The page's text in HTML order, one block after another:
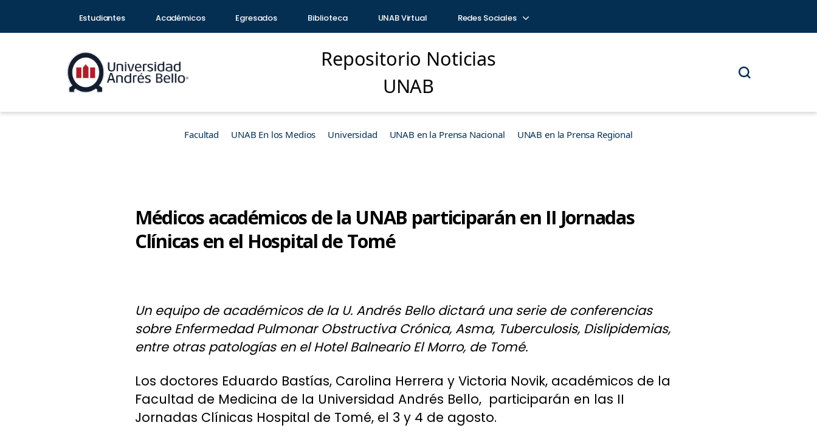
Estudiantes Académicos Egresados Biblioteca UNAB Virtual Redes Sociales
Repositorio Noticias
UNAB
Facultad UNAB En los Medios Universidad UNAB en la Prensa Nacional UNAB en la Prensa Regional
Médicos académicos de la UNAB participarán en II Jornadas
Clínicas en el Hospital de Tomé
Un equipo de académicos de la U. Andrés Bello dictará una serie de conferencias
sobre Enfermedad Pulmonar Obstructiva Crónica, Asma, Tuberculosis, Dislipidemias,
entre otras patologías en el Hotel Balneario El Morro, de Tomé.
Los doctores Eduardo Bastías, Carolina Herrera y Victoria Novik, académicos de la
Facultad de Medicina de la Universidad Andrés Bello, participarán en las II
Jornadas Clínicas Hospital de Tomé, el 3 y 4 de agosto.